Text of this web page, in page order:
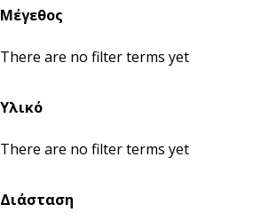
Μέγεθος
There are no filter terms yet
Υλικό
There are no filter terms yet
Διάσταση